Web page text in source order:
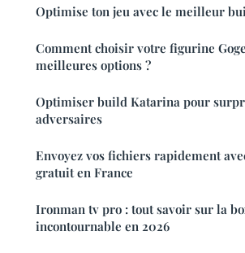
Optimise ton jeu avec le meilleur
Comment choisir votre figurine
meilleures options ?
Optimiser build Katarina pour
adversaires
Envoyez vos fichiers rapidement
gratuit en France
Ironman tv pro : tout savoir sur la
incontournable en 2026